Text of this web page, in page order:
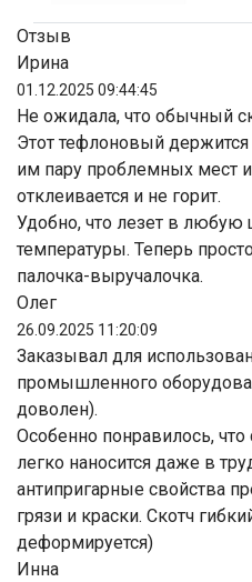
Отзыв
Ирина
01.12.2025 09:44:45
Не ожидала, что обычный
Этот тефлоновый
им пару проблемных мест
отклеивается и не горит.
Удобно, что лезет в любую
температуры. Теперь
палочка-выручалочка.
Олег
26.09.2025 11:20:09
Заказывал для
промышленного
доволен).
Особенно понравилось,
легко наносится даже в
антипригарные свойства
грязи и краски. Скотч
деформируется)
Инна